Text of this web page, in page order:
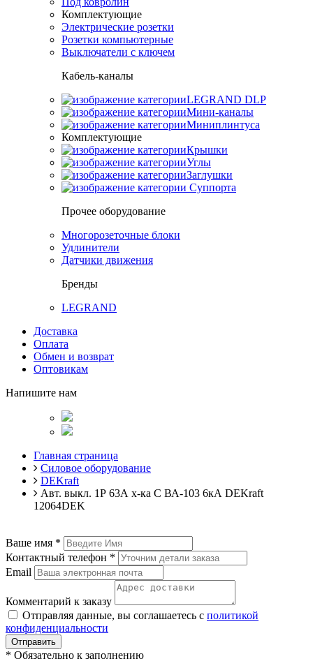
Комплектующие
Электрические розетки
Розетки компьютерные
Выключатели с ключем
Кабель-каналы
LEGRAND DLP
Мини-каналы
Миниплинтуса
Комплектующие
Крышки
Углы
Заглушки
Суппорта
Прочее оборудование
Многорозеточные блоки
Удлинители
Датчики движения
Бренды
LEGRAND
Доставка
Оплата
Обмен и возврат
Оптовикам
Напишите нам
Главная страница
Силовое оборудование
DEKraft
Авт. выкл. 1Р 63А х-ка C ВА-103 6кА DEKraft
12064DEK
Ваше имя *
Контактный телефон *
Email
Комментарий к заказу
Отправляя данные, вы соглашаетесь с политикой
конфиденциальности
Отправить
* Обязательно к заполнению